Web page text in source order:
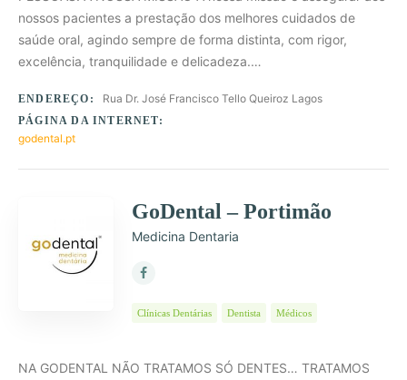
nossos pacientes a prestação dos melhores cuidados de
saúde oral, agindo sempre de forma distinta, com rigor,
excelência, tranquilidade e delicadeza.…
ENDEREÇO: Rua Dr. José Francisco Tello Queiroz Lagos
PÁGINA DA INTERNET:
godental.pt
GoDental – Portimão
Medicina Dentaria
Clínicas Dentárias Dentista Médicos
NA GODENTAL NÃO TRATAMOS SÓ DENTES… TRATAMOS